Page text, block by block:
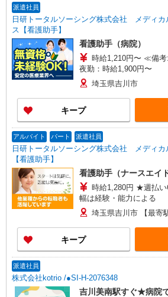
派遣社員
日研トータルソーシング株式会社 メディカ
ス【看護助手】
看護助手（病院）
時給1,210円〜 ≪備
夜勤：時給1,900円〜
埼玉県吉川市
キープ
アルバイト パート 派遣社員
日研トータルソーシング株式会社 メディカ
【看護助手】
看護助手（ナースエイド
時給1,280円 ★週払いOK
幅は経験・能力による
埼玉県吉川市 【最寄
キープ
派遣社員
株式会社kotrio /●SI-H-2076348
吉川美南駅すぐ★病院